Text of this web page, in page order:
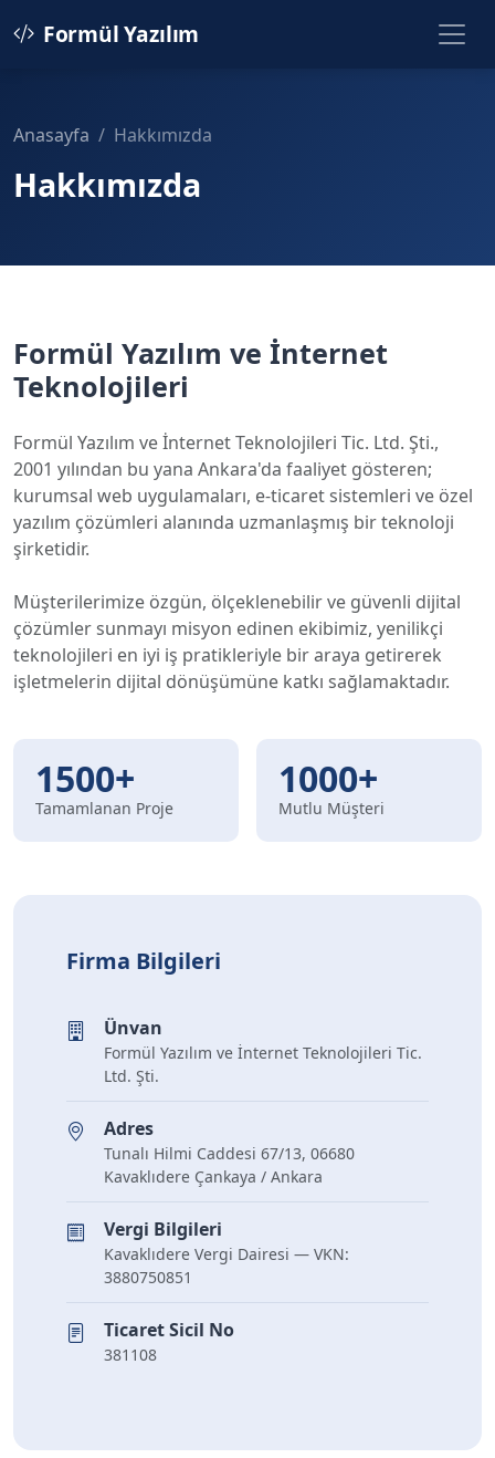
Formül Yazılım
Anasayfa Hakkımızda
Hakkımızda
Formül Yazılım ve İnternet
Teknolojileri
Formül Yazılım ve İnternet Teknolojileri Tic. Ltd. Şti.,
2001 yılından bu yana Ankara'da faaliyet gösteren;
kurumsal web uygulamaları, e-ticaret sistemleri ve özel
yazılım çözümleri alanında uzmanlaşmış bir teknoloji
şirketidir.
Müşterilerimize özgün, ölçeklenebilir ve güvenli dijital
çözümler sunmayı misyon edinen ekibimiz, yenilikçi
teknolojileri en iyi iş pratikleriyle bir araya getirerek
işletmelerin dijital dönüşümüne katkı sağlamaktadır.
1500+
Tamamlanan Proje
1000+
Mutlu Müşteri
Firma Bilgileri
Ünvan
Formül Yazılım ve İnternet Teknolojileri Tic.
Ltd. Şti.
Adres
Tunalı Hilmi Caddesi 67/13, 06680
Kavaklıdere Çankaya / Ankara
Vergi Bilgileri
Kavaklıdere Vergi Dairesi — VKN:
3880750851
Ticaret Sicil No
381108